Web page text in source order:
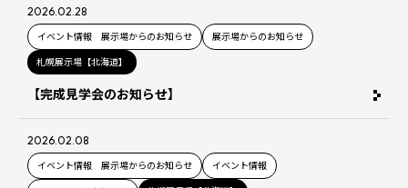
2026.02.28
イベント情報 展示場からのお知らせ 展示場からのお知らせ
札幌展示場【北海道】
【完成見学会のお知らせ】
2026.02.08
イベント情報 展示場からのお知らせ イベント情報